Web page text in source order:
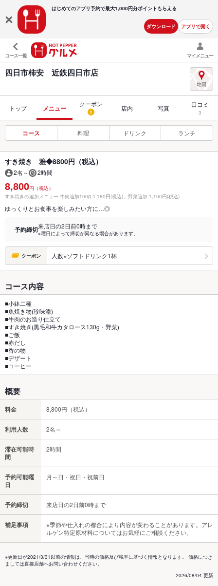
はじめてのアプリ予約で最大1,000円分ポイントもらえる
ダウンロード アプリで開く
コース一覧 マイメニュー
四日市柿安 近鉄四日市店
トップ メニュー
クーポン
1 店内 写真 口コミ
3
コース 料理 ドリンク ランチ
すき焼き 雅◆8800円（税込）
2名～ 2時間
8,800円（税込）
すき焼きの追加メニュー 牛肉追加100g 4,180円(税込)、野菜追加 1,100円(税込)
ゆっくりとお食事を楽しみたい方に…◎
予約締切来店日の2日前0時まで
※曜日によって締切が異なる場合があります。
クーポン 人数×ソフトドリンク1杯
コース内容
■小鉢二種
■魚焼き物(珍味添)
■牛肉のお造り仕立て
■すき焼き(黒毛和牛カタロース130g・野菜)
■ご飯
■赤だし
■香の物
■デザート
■コーヒー
概要
料金 8,800円（税込）
利用人数 2名～
滞在可能時
間
2時間
予約可能曜
日
月～日・祝日・祝前日
予約締切 来店日の2日前0時まで
補足事項
※季節や仕入れの都合により内容が変わることがあります。アレ
ルゲン特定原材料についてはお気軽にご相談ください。
※更新日が2021/3/31以前の情報は、当時の価格及び税率に基づく情報となります。 価格につき
ましては直接店舗へお問い合わせください。
2026/08/04 更新